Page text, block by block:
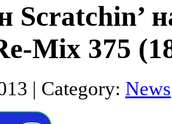
Scratchin’
Mix 375
| Category: News